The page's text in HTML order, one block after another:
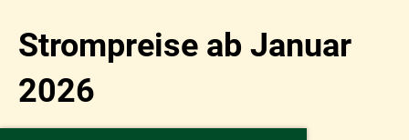
Strompreise ab Januar
2026